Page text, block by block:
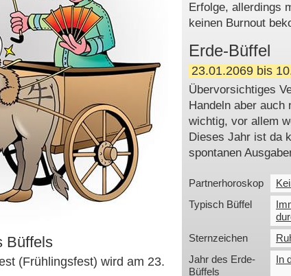
Büffels
(Frühlingsfest) wird am 23.
Erfolge, allerdings
keinen Burnout
Erde-Büffel
23.01.2069 bis
Übervorsichtiges
Handeln aber
wichtig, vor allem
Dieses Jahr ist da
spontanen
Partnerhoroskop
Typisch Büffel
Sternzeichen
Jahr des Erde-
Büffels
In